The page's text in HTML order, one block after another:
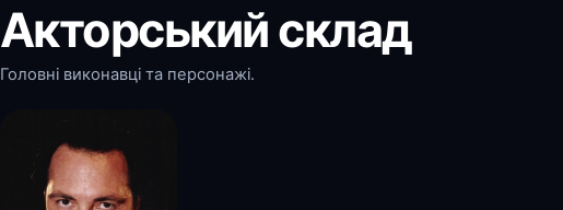
Акторський склад
Головні виконавці та персонажі.